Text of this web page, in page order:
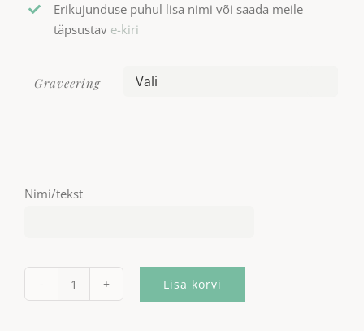
Erikujunduse puhul lisa nimi või saada meile
täpsustav e-kiri
Graveering
Nimi/tekst
Lisa korvi